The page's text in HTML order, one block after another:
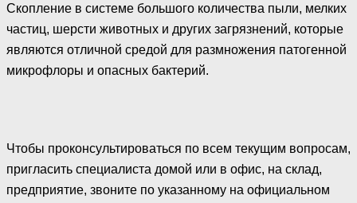
Скопление в системе большого количества пыли, мелких
частиц, шерсти животных и других загрязнений, которые
являются отличной средой для размножения патогенной
микрофлоры и опасных бактерий.
Чтобы проконсультироваться по всем текущим вопросам,
пригласить специалиста домой или в офис, на склад,
предприятие, звоните по указанному на официальном